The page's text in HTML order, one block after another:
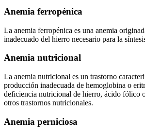
Anemia ferropénica
La anemia ferropénica es una anemia
inadecuado del hierro necesario para la
Anemia nutricional
La anemia nutricional es un trastorno
producción inadecuada de hemoglobina o
deficiencia nutricional de hierro, ácido fólico
otros trastornos nutricionales.
Anemia perniciosa